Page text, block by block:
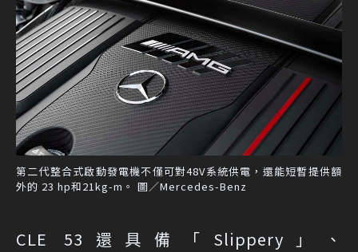
第二代整合式啟動發電機不僅可對48V系統供電，還能短暫提供額
外的 23 hp和21kg-m。 圖／Mercedes-Benz
CLE 53還具備「Slippery」、